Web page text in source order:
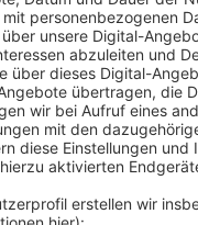
Vor
Uhr. Wir
dem
findet unter
Einsatz. Sie
Anzeige